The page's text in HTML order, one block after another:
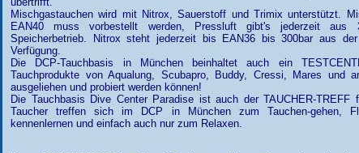
Mischgastauchen wird mit Nitrox, Sauerstoff und Trimix unterstützt.
EAN40 muss vorbestellt werden, Pressluft gibt's jederzeit aus
Speicherbetrieb. Nitrox steht jederzeit bis EAN36 bis 300bar aus der
Verfügung.
Die DCP-Tauchbasis in München beinhaltet auch ein
Tauchprodukte von Aqualung, Scubapro, Buddy, Cressi, Mares und
ausgeliehen und probiert werden können!
Die Tauchbasis Dive Center Paradise ist auch der TAUCHER-TREFF
Taucher treffen sich im DCP in München zum Tauchen-gehen,
kennenlernen und einfach auch nur zum Relaxen.